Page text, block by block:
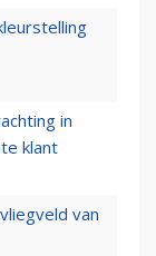
in
klant
van